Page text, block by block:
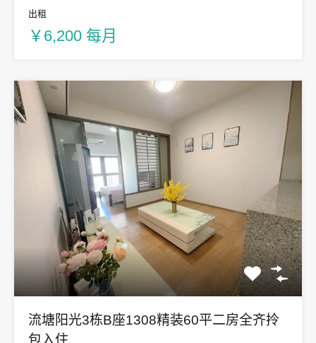
出租
￥6,200 每月
流塘阳光3栋B座1308精装60平二房全齐拎